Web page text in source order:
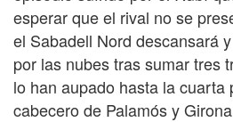
esperar que el rival no se
el Sabadell Nord descansará
por las nubes tras sumar tres
lo han aupado hasta la cuarta
cabecero de Palamós y